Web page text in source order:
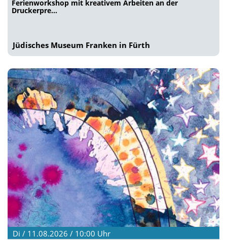
Ferienworkshop mit kreativem Arbeiten an der
Druckerpre…
Jüdisches Museum Franken in Fürth
Di / 11.08.2026 / 10:00 Uhr